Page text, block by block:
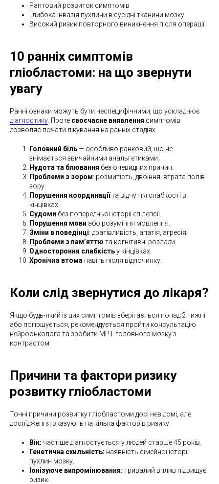
Раптовий розвиток симптомів
Глибока інвазія пухлини в сусідні тканини мозку
Високий ризик повторного виникнення після операції
10 ранніх симптомів
гліобластоми: на що звернути
увагу
Ранні ознаки можуть бути неспецифічними, що ускладнює
діагностику . Проте своєчасне виявлення симптомів
дозволяє почати лікування на ранніх стадіях.
Головний біль— особливо ранковий, що не
знімається звичайними анальгетиками.
Нудота та блювання без очевидних причин.
Проблеми з зором: розмитість, двоїння, втрата полів
зору.
Порушення координаціїта відчуття слабкості в
кінцівках.
Судоми без попередньої історії епілепсії.
Порушення мови або розуміння мовлення.
Зміни в поведінці: дратівливість, апатія, агресія.
Проблеми з пам’яттю та когнітивні розлади.
Одностороння слабкістьу кінцівках.
Хронічна втома навіть після відпочинку.
Коли слід звернутися до лікаря?
Якщо будь-який із цих симптомів зберігається понад 2 тижні
або погіршується, рекомендується пройти консультацію
нейроонколога та зробити МРТ головного мозку з
контрастом.
Причини та фактори ризику
розвитку гліобластоми
Точні причини розвитку гліобластоми досі невідомі, але
дослідження вказують на кілька факторів ризику:
Вік: частіше діагностується у людей старше 45 років.
Генетична схильність: наявність сімейної історії
пухлин мозку.
Іонізуюче випромінювання: тривалий вплив підвищує
ризик.